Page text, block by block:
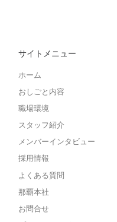
サイトメニュー
ホーム
おしごと内容
職場環境
スタッフ紹介
メンバーインタビュー
採用情報
よくある質問
那覇本社
お問合せ